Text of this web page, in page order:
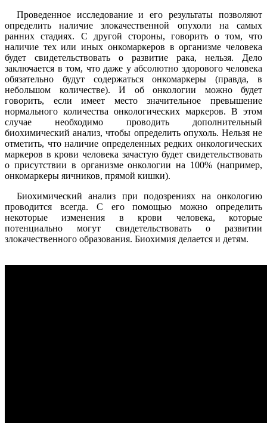
Проведенное исследование и его результаты позволяют
определить наличие злокачественной опухоли на самых
ранних стадиях. С другой стороны, говорить о том, что
наличие тех или иных онкомаркеров в организме человека
будет свидетельствовать о развитие рака, нельзя. Дело
заключается в том, что даже у абсолютно здорового человека
обязательно будут содержаться онкомаркеры (правда, в
небольшом количестве). И об онкологии можно будет
говорить, если имеет место значительное превышение
нормального количества онкологических маркеров. В этом
случае необходимо проводить дополнительный
биохимический анализ, чтобы определить опухоль. Нельзя не
отметить, что наличие определенных редких онкологических
маркеров в крови человека зачастую будет свидетельствовать
о присутствии в организме онкологии на 100% (например,
онкомаркеры яичников, прямой кишки).
Биохимический анализ при подозрениях на онкологию
проводится всегда. С его помощью можно определить
некоторые изменения в крови человека, которые
потенциально могут свидетельствовать о развитии
злокачественного образования. Биохимия делается и детям.